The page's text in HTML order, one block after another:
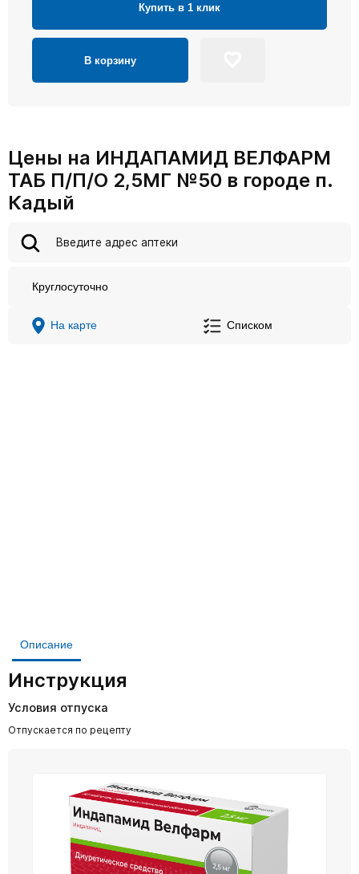
Купить в 1 клик
В корзину
Цены на ИНДАПАМИД ВЕЛФАРМ
ТАБ П/П/О 2,5МГ №50 в городе п.
Кадый
Круглосуточно
На карте Списком
Описание
Инструкция
Условия отпуска
Отпускается по рецепту